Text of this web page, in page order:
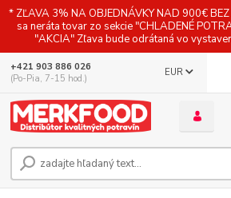
* ZĽAVA 3% NA OBJEDNÁVKY NAD 900€
sa neráta tovar zo sekcie "CHLADENÉ
"AKCIA" Zľava bude odrátaná vo
EUR
+421 903 886 026
(Po-Pia, 7-15 hod.)